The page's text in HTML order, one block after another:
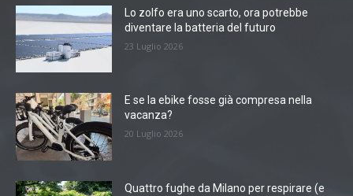
Lo zolfo era uno scarto, ora potrebbe
diventare la batteria del futuro
23 Luglio 2026
E se la ebike fosse già compresa nella
vacanza?
20 Luglio 2026
Quattro fughe da Milano per respirare (e